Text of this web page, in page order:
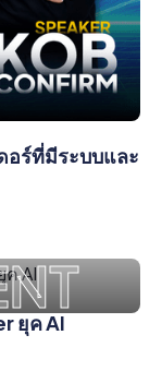
อร์ที่มีระบบและ
ยุค AI